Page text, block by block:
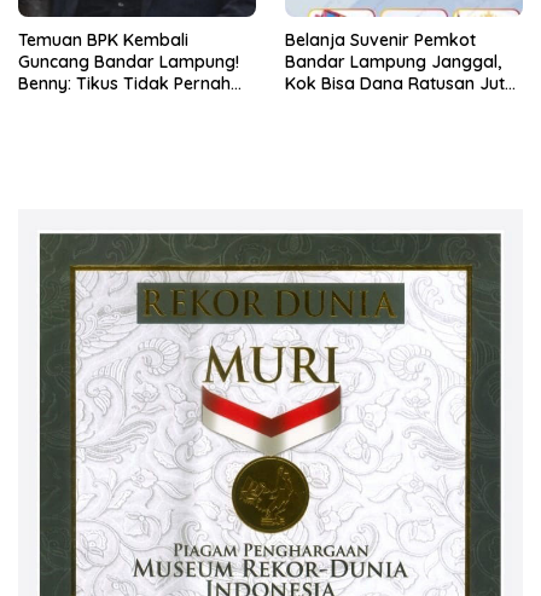
Temuan BPK Kembali
Guncang Bandar Lampung!
Benny: Tikus Tidak Pernah
Belanja Suvenir Pemkot
Bandar Lampung Janggal,
Kok Bisa Dana Ratusan Juta